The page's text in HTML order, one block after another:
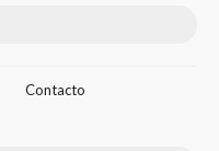
Contacto